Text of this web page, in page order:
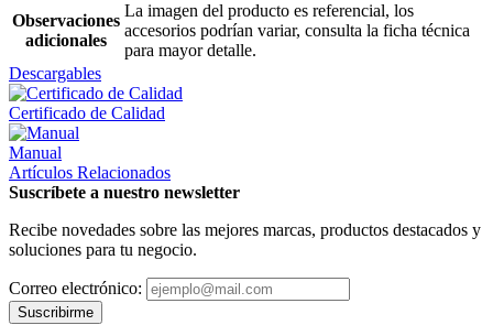
Observaciones
adicionales
La imagen del producto es referencial, los
accesorios podrían variar, consulta la ficha técnica
para mayor detalle.
Descargables
Certificado de Calidad
Manual
Artículos Relacionados
Suscríbete a nuestro newsletter
Recibe novedades sobre las mejores marcas, productos destacados y
soluciones para tu negocio.
Correo electrónico:
Suscribirme